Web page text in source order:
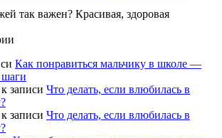
так важен? Красивая, здоровая
Как понравиться мальчику в школе —
к записи Что делать, если влюбилась в
к записи Что делать, если влюбилась в